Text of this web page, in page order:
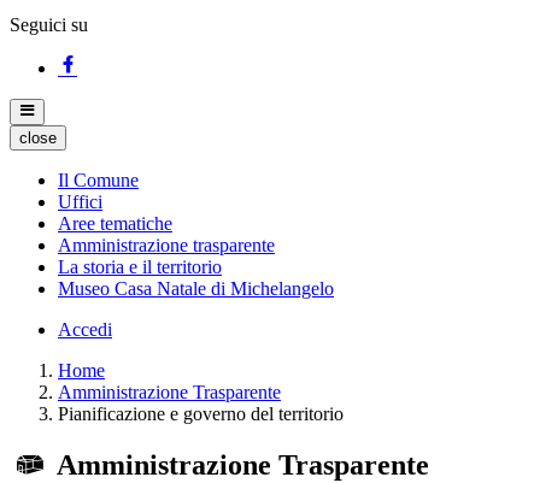
Seguici su
close
Il Comune
Uffici
Aree tematiche
Amministrazione trasparente
La storia e il territorio
Museo Casa Natale di Michelangelo
Accedi
Home
Amministrazione Trasparente
Pianificazione e governo del territorio
Amministrazione Trasparente